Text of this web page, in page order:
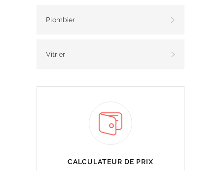
Plombier
Vitrier
CALCULATEUR DE PRIX